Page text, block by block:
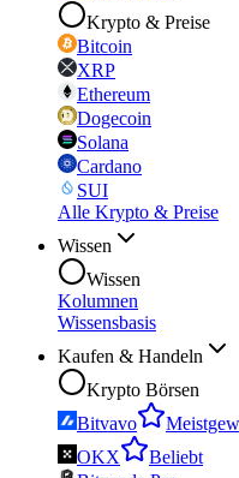
Krypto & Preise
Bitcoin
XRP
Ethereum
Dogecoin
Solana
Cardano
SUI
Alle Krypto & Preise
Wissen
Wissen
Kolumnen
Wissensbasis
Kaufen & Handeln
Krypto Börsen
Bitvavo
OKX
Beliebt